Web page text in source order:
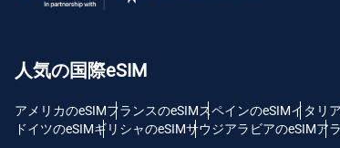
人気の国際eSIM
アメリカのeSIMフランスのeSIMスペインのeSIMイタリ
ドイツのeSIMギリシャのeSIMサウジアラビアのeSIMア